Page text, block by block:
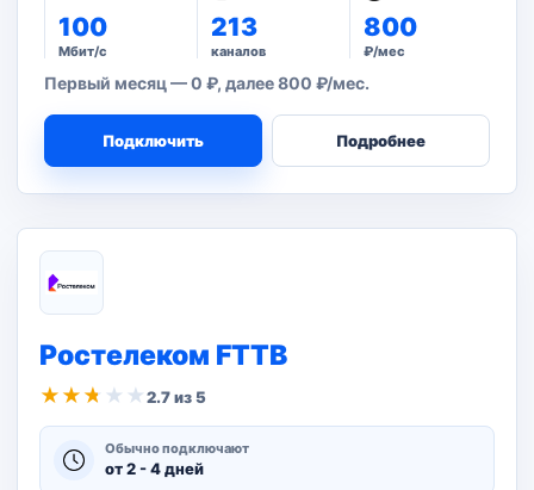
100
Мбит/с
213
каналов
800
₽/мес
Первый месяц — 0 ₽, далее 800 ₽/мес.
Подключить Подробнее
Ростелеком FTTB
★ ★ ★ ★ ★2.7 из 5
Обычно подключают
от 2 - 4 дней